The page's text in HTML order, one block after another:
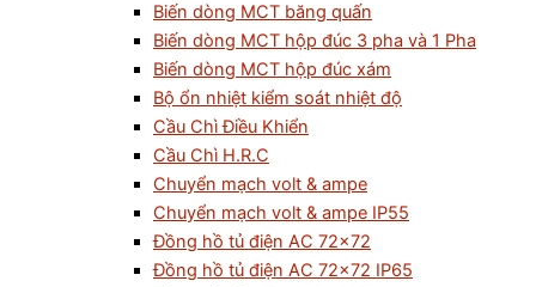
Biến dòng MCT băng quấn
Biến dòng MCT hộp đúc 3 pha và 1 Pha
Biến dòng MCT hộp đúc xám
Bộ ổn nhiệt kiểm soát nhiệt độ
Cầu Chì Điều Khiển
Cầu Chì H.R.C
Chuyển mạch volt & ampe
Chuyển mạch volt & ampe IP55
Đồng hồ tủ điện AC 72×72
Đồng hồ tủ điện AC 72×72 IP65